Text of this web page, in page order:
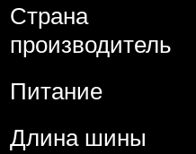
Страна
производитель
Питание
Длина шины